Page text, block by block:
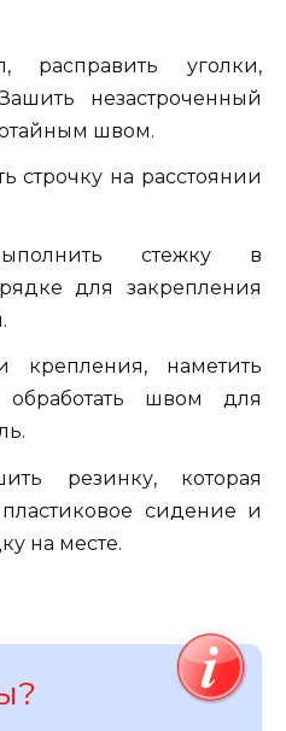
расправить уголки,
незастроченный
швом.
строчку на расстоянии
стежку в
для закрепления
крепления, наметить
обработать швом для
резинку, которая
сидение и
на месте.